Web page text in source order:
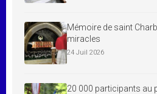
Mémoire de saint
miracles
24 Juil 2026
20 000 participants au